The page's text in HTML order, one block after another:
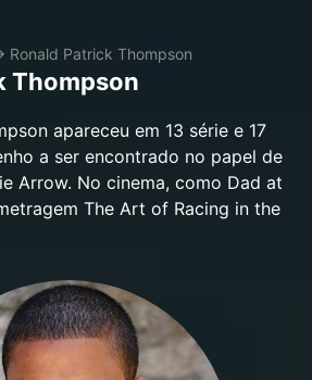
Ronald Patrick Thompson
Thompson
apareceu em 13 série e 17
a ser encontrado no papel de
Arrow. No cinema, como Dad at
The Art of Racing in the